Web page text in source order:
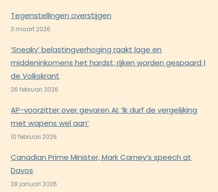
Tegenstellingen overstijgen
3 maart 2026
‘Sneaky’ belastingverhoging raakt lage en
middeninkomens het hardst, rijken worden gespaard |
de Volkskrant
26 februari 2026
AP-voorzitter over gevaren AI: ‘Ik durf de vergelijking
met wapens wel aan’
10 februari 2026
Canadian Prime Minister, Mark Carney‘s speech at
Davos
28 januari 2026